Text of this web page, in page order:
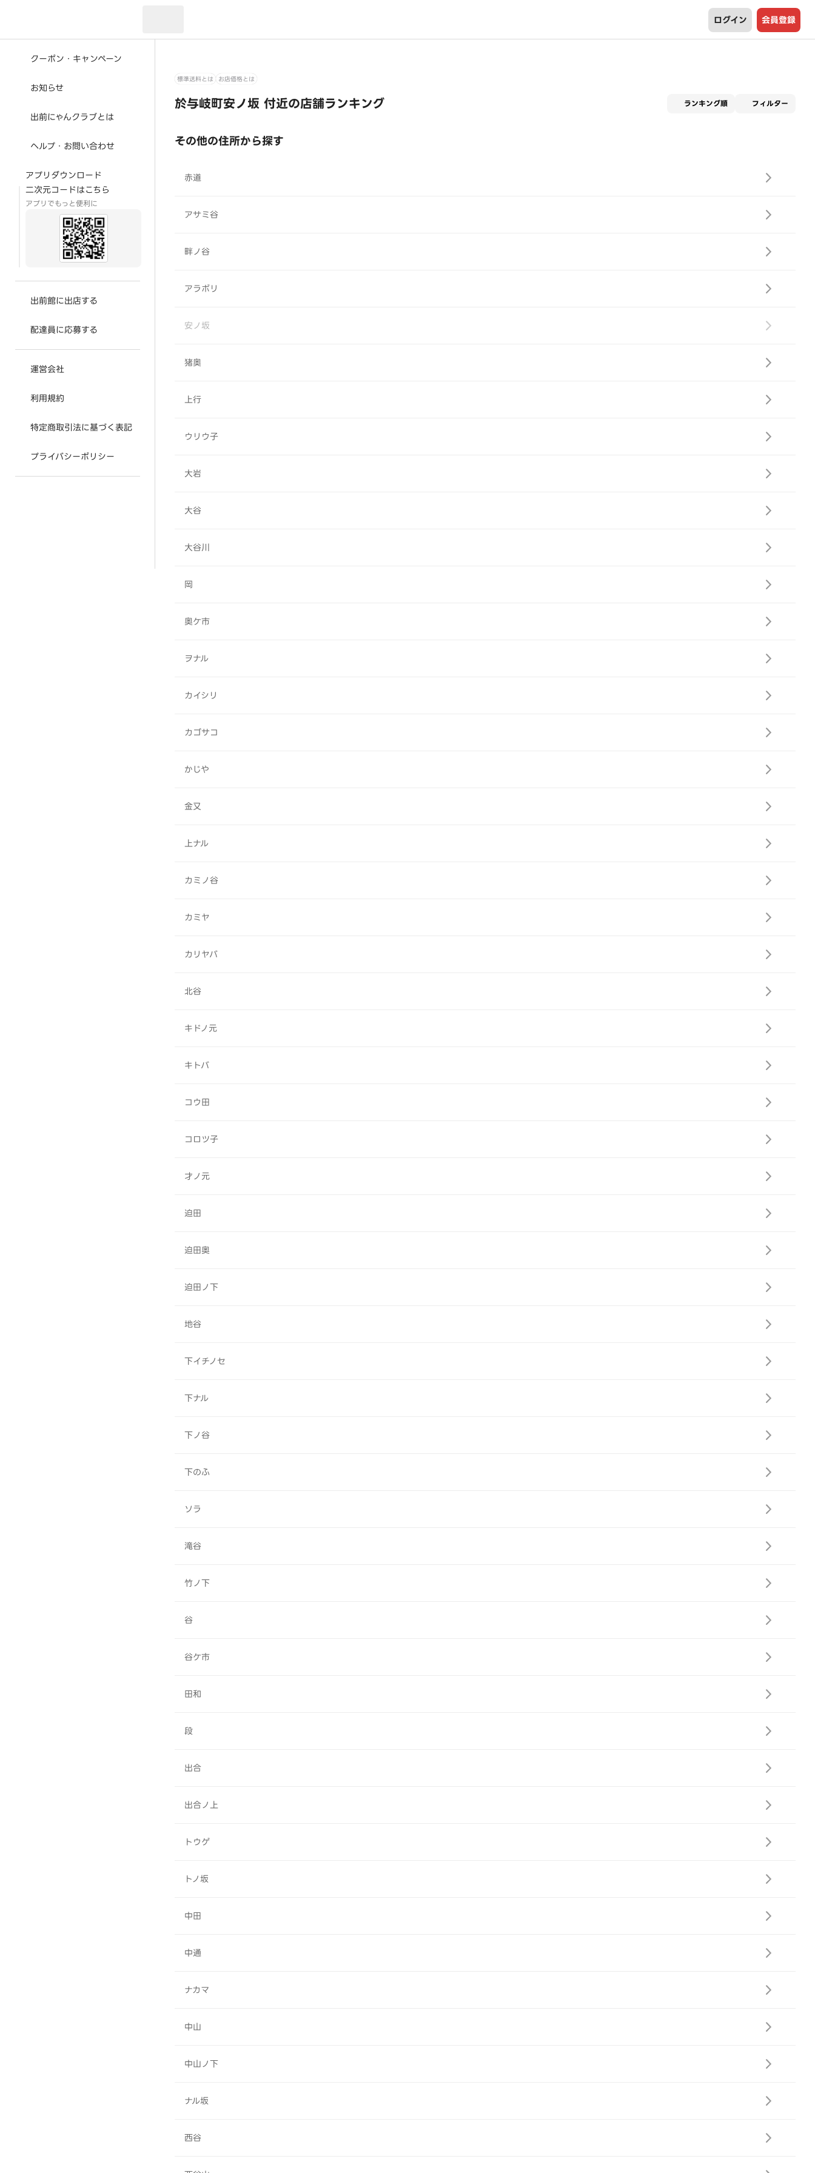
ログイン 会員登録
クーポン・キャンペーン
お知らせ
出前にゃんクラブとは
ヘルプ・お問い合わせ
アプリダウンロード
二次元コードはこちら
アプリでもっと便利に
出前館に出店する
配達員に応募する
運営会社
利用規約
特定商取引法に基づく表記
プライバシーポリシー
標準送料とは お店価格とは
於与岐町安ノ坂 付近の店舗ランキング ランキング順 フィルター
その他の住所から探す
赤道
アサミ谷
畔ノ谷
アラボリ
安ノ坂
猪奥
上行
ウリウ子
大岩
大谷
大谷川
岡
奥ケ市
ヲナル
カイシリ
カゴサコ
かじや
金又
上ナル
カミノ谷
カミヤ
カリヤバ
北谷
キドノ元
キトバ
コウ田
コロツ子
才ノ元
迫田
迫田奥
迫田ノ下
地谷
下イチノセ
下ナル
下ノ谷
下のふ
ソラ
滝谷
竹ノ下
谷
谷ケ市
田和
段
出合
出合ノ上
トウゲ
トノ坂
中田
中通
ナカマ
中山
中山ノ下
ナル坂
西谷